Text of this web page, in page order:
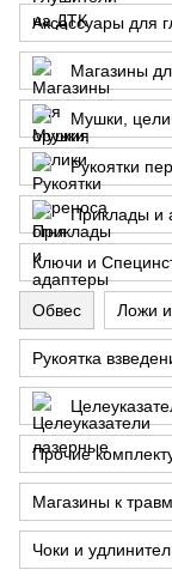
Аксессуары для
Магазины
Мушки,
Рукоятки
Приклады и
Обвес Ложи
Рукоятка
Прочие
Магазины к
Чоки и